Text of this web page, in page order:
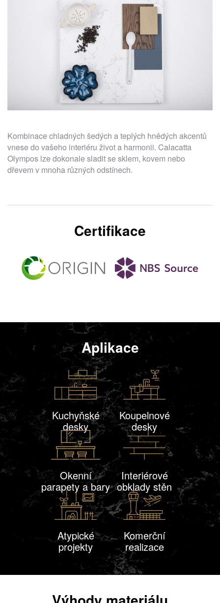
Kombinace chladných šedých a teplých hnědých akcentů
vnese do vašeho interiéru život a harmonii. Calacatta
Olympos lze dokonale sladit se sklem, kovem nebo
dřevem v mnoha různých odstínech.
Certifikace
Aplikace
Kuchyňské
desky
Koupelnové
desky
Okenní
parapety a bary
Interiérové
obklady stěn
Atypické
projekty
Komerční
realizace